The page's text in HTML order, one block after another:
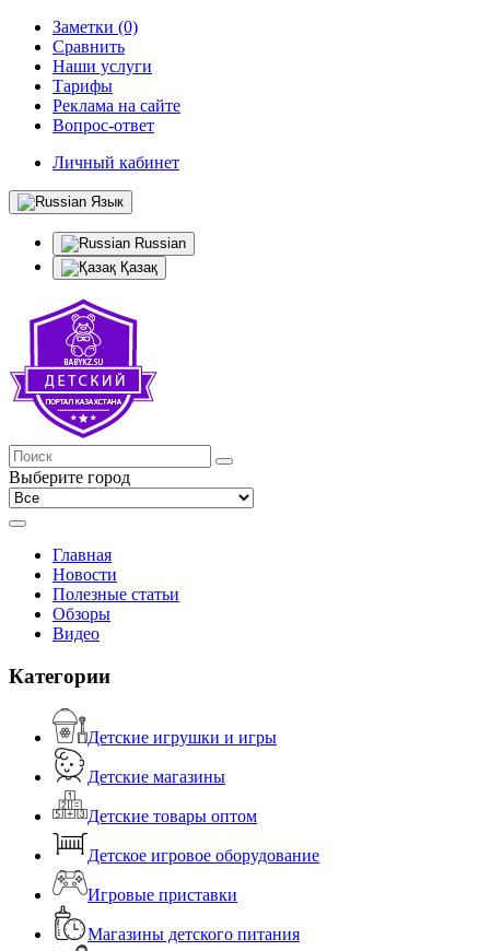
Заметки (0)
Сравнить
Наши услуги
Тарифы
Реклама на сайте
Вопрос-ответ
Личный кабинет
Язык
Russian
Қазақ
Выберите город
Главная
Новости
Полезные статьи
Обзоры
Видео
Категории
Детские игрушки и игры
Детские магазины
Детские товары оптом
Детское игровое оборудование
Игровые приставки
Магазины детского питания